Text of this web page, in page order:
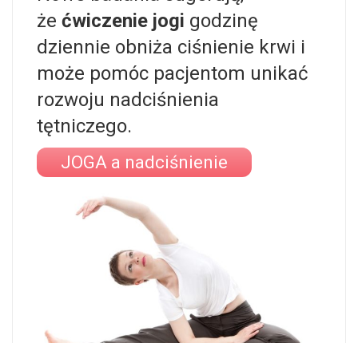
że ćwiczenie jogi godzinę
dziennie obniża ciśnienie krwi i
może pomóc pacjentom unikać
rozwoju nadciśnienia
tętniczego.
JOGA a nadciśnienie